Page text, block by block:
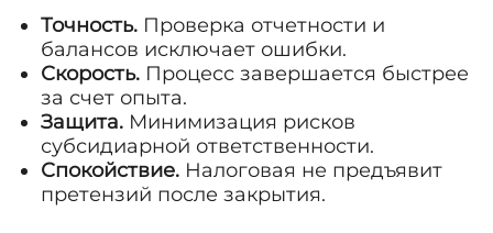
Точность. Проверка отчетности и
балансов исключает ошибки.
Скорость. Процесс завершается быстрее
за счет опыта.
Защита. Минимизация рисков
субсидиарной ответственности.
Спокойствие. Налоговая не предъявит
претензий после закрытия.